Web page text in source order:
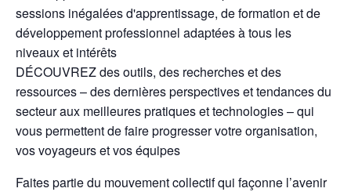
sessions inégalées d'apprentissage, de formation et de
développement professionnel adaptées à tous les
niveaux et intérêts
DÉCOUVREZ des outils, des recherches et des
ressources – des dernières perspectives et tendances du
secteur aux meilleures pratiques et technologies – qui
vous permettent de faire progresser votre organisation,
vos voyageurs et vos équipes
Faites partie du mouvement collectif qui façonne l’avenir